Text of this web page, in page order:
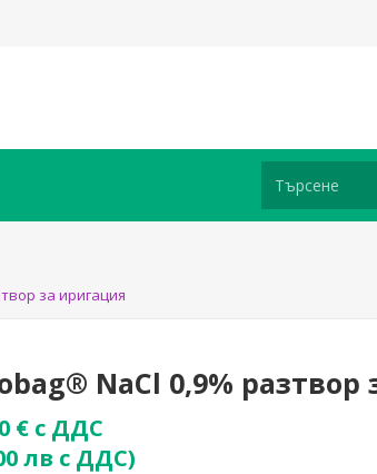
за иригация
NaCl 0,9%
€ с ДДС
лв с ДДС)